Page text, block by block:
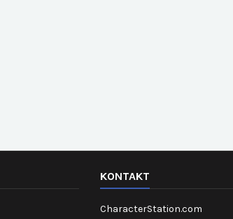
KONTAKT
CharacterStation.com